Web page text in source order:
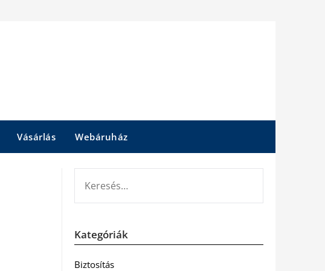
Vásárlás Webáruház
Kategóriák
Biztosítás